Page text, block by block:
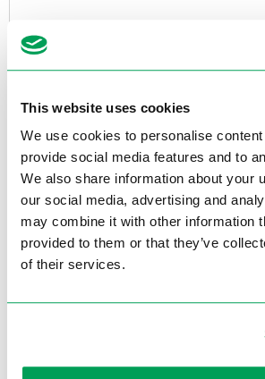
This website uses cookies
We use cookies to personalise
provide social media features and to
We also share information about your
our social media, advertising and
may combine it with other information
provided to them or that they’ve
of their services.
Contactgegevens
Electrotool B.V.
2921 LN Krimpen aan den IJssel
E-mail: